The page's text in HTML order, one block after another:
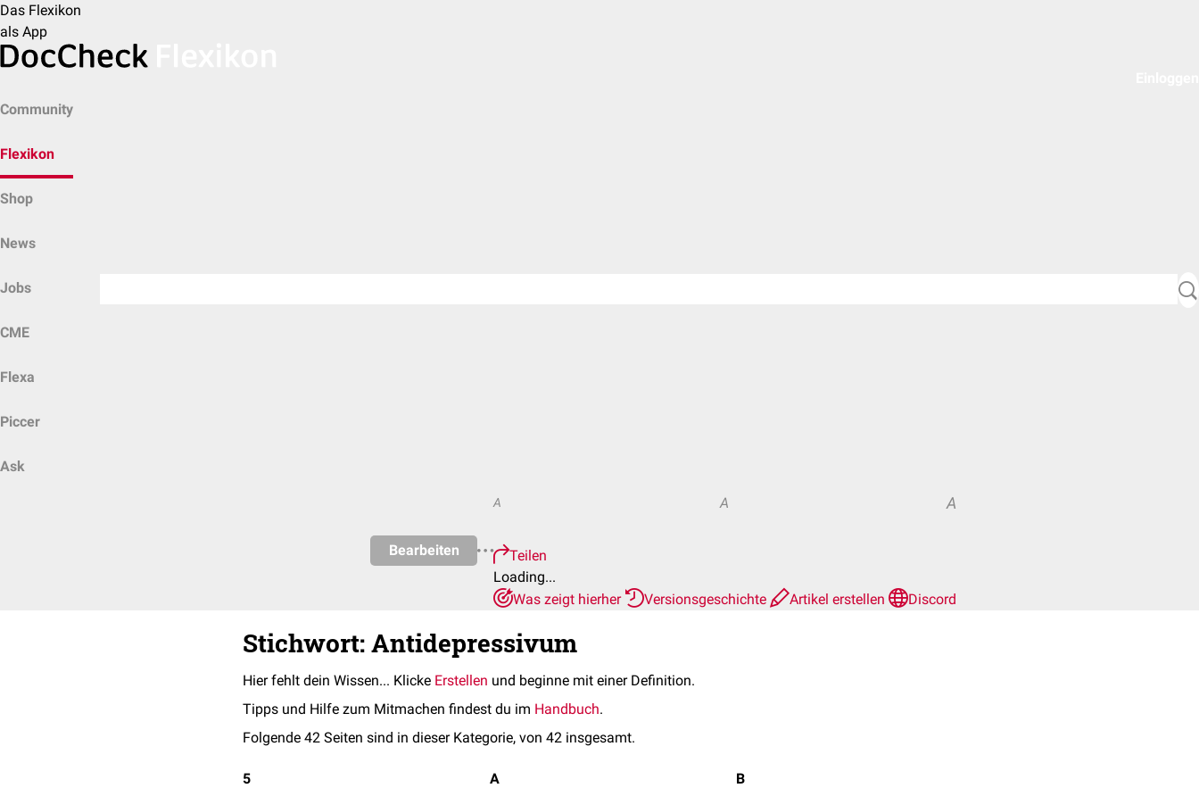
Das Flexikon
als App
Community
Flexikon
Shop
News
Jobs
CME
Flexa
Piccer
Ask
Bearbeiten
A A A
Teilen
Loading...
Was zeigt hierher
Versionsgeschichte Artikel erstellen Discord
Stichwort: Antidepressivum
Hier fehlt dein Wissen... Klicke Erstellen und beginne mit einer Definition.
Tipps und Hilfe zum Mitmachen findest du im Handbuch.
Folgende 42 Seiten sind in dieser Kategorie, von 42 insgesamt.
5
A
B